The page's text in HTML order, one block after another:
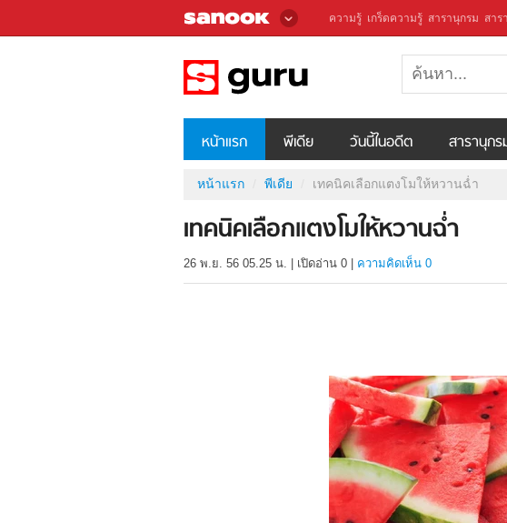
ความรู้ เกร็ดความรู้ สารานุกรม สาร
หน้าแรก พีเดีย วันนี้ในอดีต สารานุกร
หน้าแรก พีเดีย เทคนิคเลือกแตงโมให้หวานฉ่ำ
เทคนิคเลือกแตงโมให้หวานฉ่ำ
26 พ.ย. 56 05.25 น. เปิดอ่าน 0 ความคิดเห็น 0